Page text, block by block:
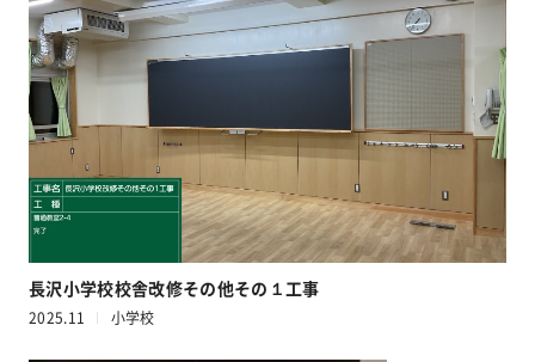
長沢小学校校舎改修その他その１工事
2025.11 小学校